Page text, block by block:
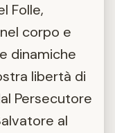
Folle,
corpo e
dinamiche
libertà di
Persecutore
al